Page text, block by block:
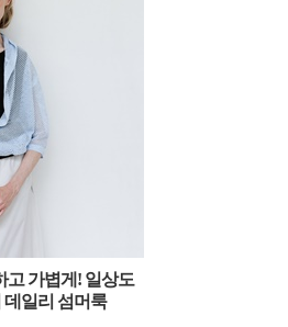
고 가볍게! 일상도
데일리 섬머룩